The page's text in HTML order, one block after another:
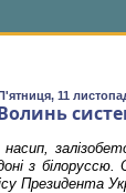
11
насип,
з білоруссю.
Президента